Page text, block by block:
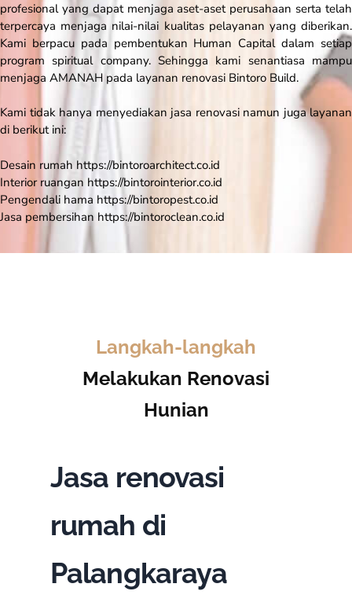
profesional yang dapat menjaga aset-aset perusahaan serta telah
terpercaya menjaga nilai-nilai kualitas pelayanan yang diberikan.
Kami berpacu pada pembentukan Human Capital dalam setiap
program spiritual company. Sehingga kami senantiasa mampu
menjaga AMANAH pada layanan renovasi Bintoro Build.
Kami tidak hanya menyediakan jasa renovasi namun juga layanan
di berikut ini:
Desain rumah https://bintoroarchitect.co.id
Interior ruangan https://bintorointerior.co.id
Pengendali hama https://bintoropest.co.id
Jasa pembersihan https://bintoroclean.co.id
Langkah-langkah
Melakukan Renovasi
Hunian
Jasa renovasi
rumah di
Palangkaraya